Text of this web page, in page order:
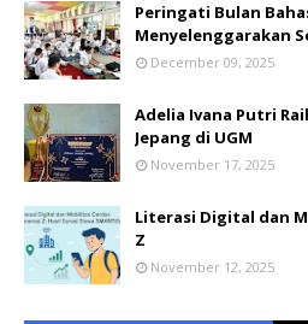
Peringati Bulan
Menyelenggarakan
December 09, 2025
Adelia Ivana Putri
Jepang di UGM
November 17, 2025
Literasi Digital dan
Z
November 12, 2025